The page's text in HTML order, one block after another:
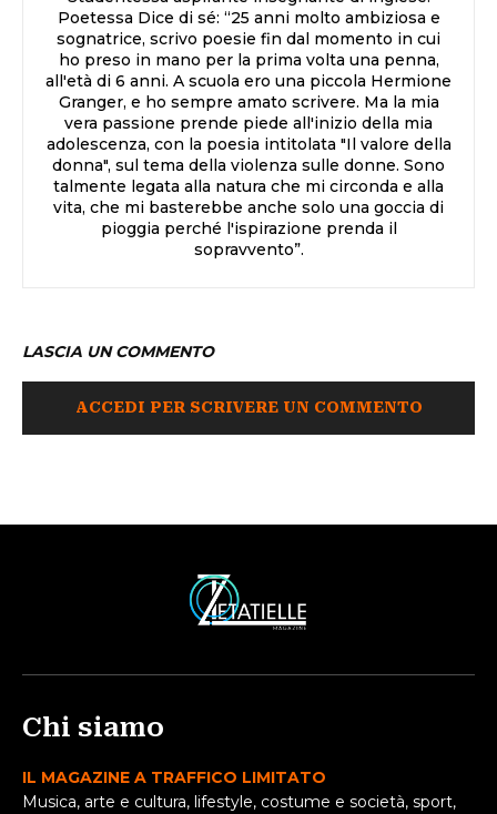
Poetessa Dice di sé: “25 anni molto ambiziosa e
sognatrice, scrivo poesie fin dal momento in cui
ho preso in mano per la prima volta una penna,
all'età di 6 anni. A scuola ero una piccola Hermione
Granger, e ho sempre amato scrivere. Ma la mia
vera passione prende piede all'inizio della mia
adolescenza, con la poesia intitolata "Il valore della
donna", sul tema della violenza sulle donne. Sono
talmente legata alla natura che mi circonda e alla
vita, che mi basterebbe anche solo una goccia di
pioggia perché l'ispirazione prenda il
sopravvento”.
LASCIA UN COMMENTO
ACCEDI PER SCRIVERE UN COMMENTO
Chi siamo
IL MAGAZINE A TRAFFICO LIMITATO
Musica, arte e cultura, lifestyle, costume e società, sport,